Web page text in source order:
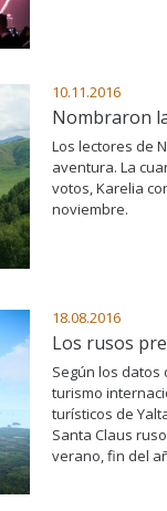
10.11.2016
Nombraron
Los lectores de
aventura. La
votos, Karelia
noviembre.
18.08.2016
Los rusos
Según los datos
turismo
turísticos de
Santa Claus
verano, fin del